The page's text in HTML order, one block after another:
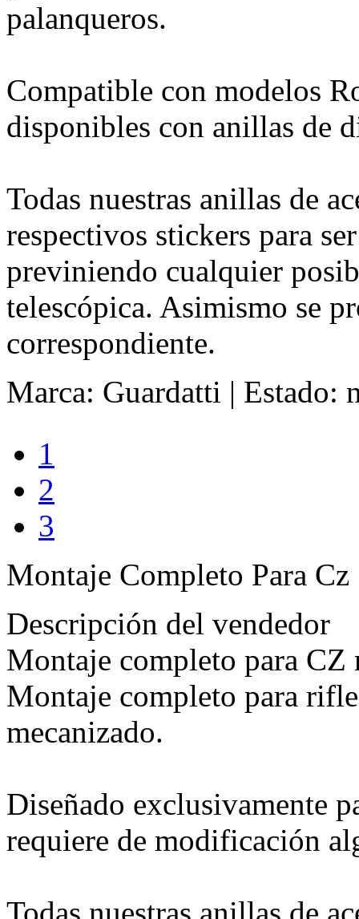
palanqueros.
Compatible con modelos
disponibles con anillas de
Todas nuestras anillas de
respectivos stickers para
previniendo cualquier
telescópica. Asimismo se
correspondiente.
Marca: Guardatti | Estado:
1
2
3
Montaje Completo Para Cz
Descripción del vendedor
Montaje completo para CZ
Montaje completo para
mecanizado.
Diseñado exclusivamente
requiere de modificación